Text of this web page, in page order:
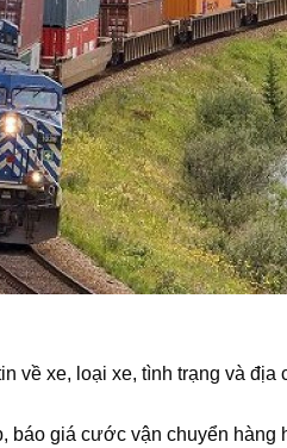
về xe, loại xe, tình trạng và địa
báo giá cước vận chuyển hàng